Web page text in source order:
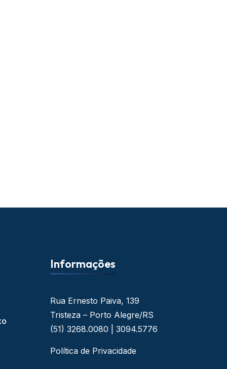
Informações
Rua Ernesto Paiva, 139
Tristeza – Porto Alegre/RS
(51) 3268.0080 | 3094.5776
Política de Privacidade